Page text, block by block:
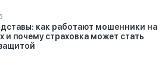
как работают мошенники на
и почему страховка может стать